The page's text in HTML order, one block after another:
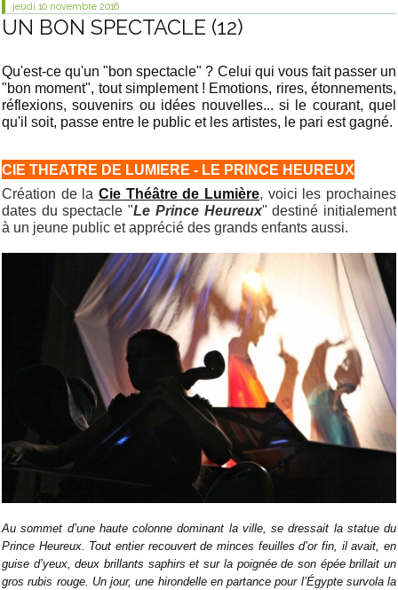
jeudi 10 novembre 2016
UN BON SPECTACLE (12)
Qu'est-ce qu'un "bon spectacle" ? Celui qui vous fait passer un
"bon moment", tout simplement ! Emotions, rires, étonnements,
réflexions, souvenirs ou idées nouvelles... si le courant, quel
qu'il soit, passe entre le public et les artistes, le pari est gagné.
CIE THEATRE DE LUMIERE - LE PRINCE HEUREUX
Création de la Cie Théâtre de Lumière, voici les prochaines
dates du spectacle "Le Prince Heureux" destiné initialement
à un jeune public et apprécié des grands enfants aussi.
Au sommet d’une haute colonne dominant la ville, se dressait la statue du
Prince Heureux. Tout entier recouvert de minces feuilles d’or fin, il avait, en
guise d’yeux, deux brillants saphirs et sur la poignée de son épée brillait un
gros rubis rouge. Un jour, une hirondelle en partance pour l’Égypte survola la